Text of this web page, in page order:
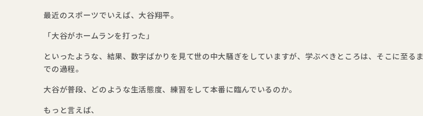
最近のスポーツでいえば、大谷翔平。
「大谷がホームランを打った」
といったような、結果、数字ばかりを見て世の中大騒ぎをしていますが、学ぶべきところは、そこに至るま
での過程。
大谷が普段、どのような生活態度、練習をして本番に臨んでいるのか。
もっと言えば、